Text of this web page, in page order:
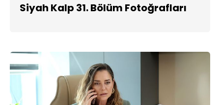
Siyah Kalp 31. Bölüm Fotoğrafları